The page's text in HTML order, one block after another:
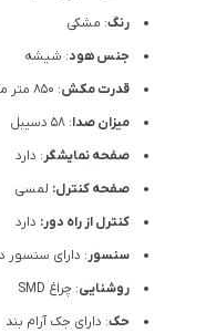
رنگ: مشکی
جنس هود: شیشه
قدرت مکش: 850 متر مکعب – دارای دو ورودی مکش از کف و روبرو
میزان صدا: 58 دسیبل
صفحه نمایشگر: دارد
صفحه کنترل: لمسی
کنترل از راه دور: دارد
سنسور: دارای سنسور
روشنایی: چراغ SMD
حک: دارای جک آرام بند